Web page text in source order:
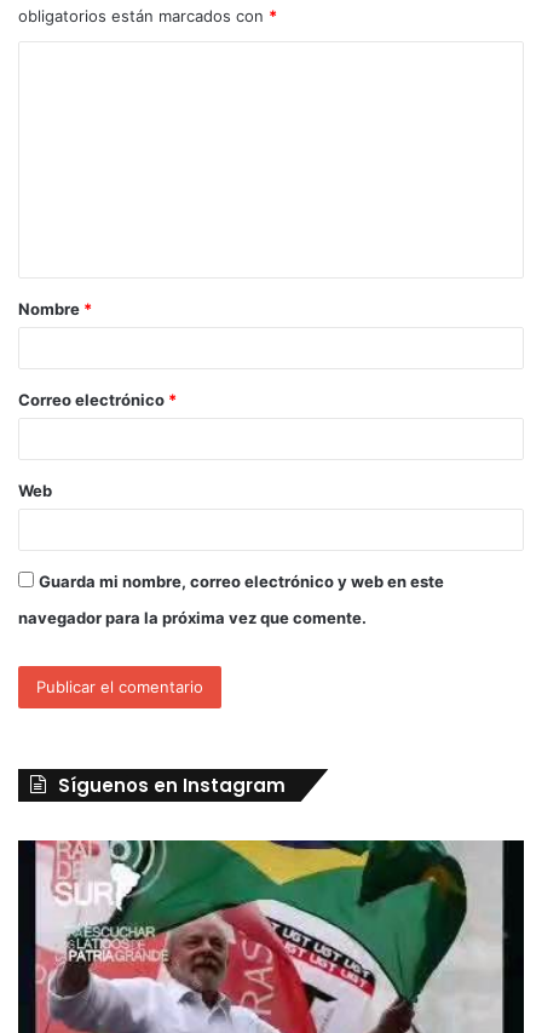
obligatorios están marcados con *
Nombre *
Correo electrónico *
Web
Guarda mi nombre, correo electrónico y web en este
navegador para la próxima vez que comente.
Síguenos en Instagram